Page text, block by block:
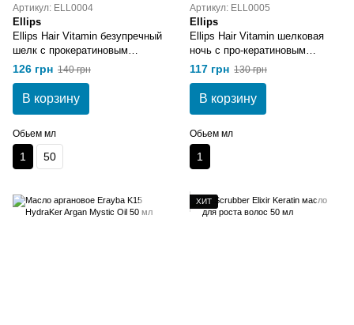
Артикул: ELL0004
Ellips
Ellips Hair Vitamin безупречный
шелк с прокератиновым
комплексом 6х1 мл
126 грн 140 грн
В корзину
Обьем мл
1 50
Артикул: ELL0005
Ellips
Ellips Hair Vitamin шелковая
ночь с про-кератиновым
комплексом 6x1 мл
117 грн 130 грн
В корзину
Обьем мл
1
ХИТ